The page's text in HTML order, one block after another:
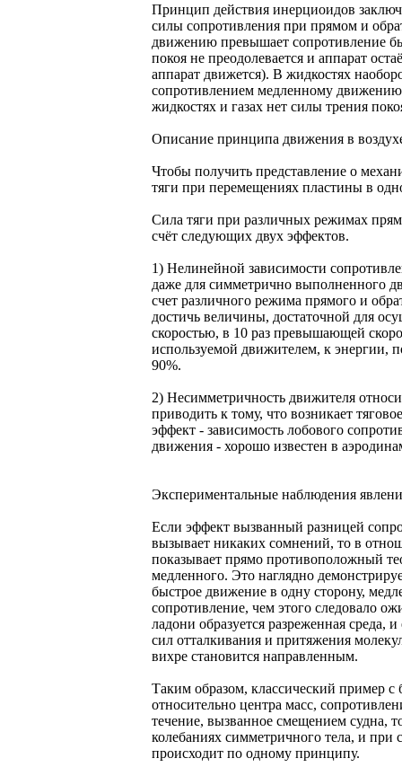
Принцип действия инерциоидов
силы сопротивления при прямом и
движению превышает сопротивление
покоя не преодолевается и аппарат
аппарат движется). В жидкостях
сопротивлением медленному
жидкостях и газах нет силы трения
Описание принципа движения в
Чтобы получить представление о
тяги при перемещениях пластины в
Сила тяги при различных режимах
счёт следующих двух эффектов.
1) Нелинейной зависимости
даже для симметрично выполненного
счет различного режима прямого и
достичь величины, достаточной для
скоростью, в 10 раз превышающей
используемой движителем, к
90%.
2) Несимметричность движителя
приводить к тому, что возникает
эффект - зависимость лобового
движения - хорошо известен в
Экспериментальные наблюдения
Если эффект вызванный разницей
вызывает никаких сомнений, то в
показывает прямо противоположный
медленного. Это наглядно
быстрое движение в одну сторону,
сопротивление, чем этого следовало
ладони образуется разреженная среда,
сил отталкивания и притяжения
вихре становится направленным.
Таким образом, классический пример
относительно центра масс,
течение, вызванное смещением судна,
колебаниях симметричного тела, и
происходит по одному принципу.